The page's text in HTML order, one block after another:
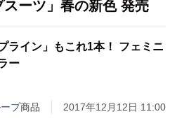
ーツ」春の新色 発売
ライン」もこれ1本！ フェミニ
ー
プ商品 2017年12月12日 11:00